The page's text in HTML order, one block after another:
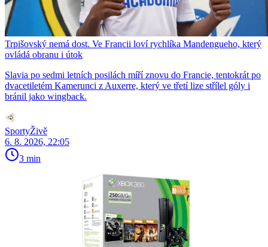
Trpišovský nemá dost. Ve Francii loví rychlíka Mandengueho, který
ovládá obranu i útok
Slavia po sedmi letních posilách míří znovu do Francie, tentokrát po
dvacetiletém Kamerunci z Auxerre, který ve třetí lize střílel góly i
bránil jako wingback.
SportyŽivě
6. 8. 2026, 22:05
3 min